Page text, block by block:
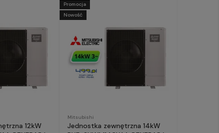
12kW
Mitsubishi
Jednostka zewnętrzna 14kW
Promocja
Nowość